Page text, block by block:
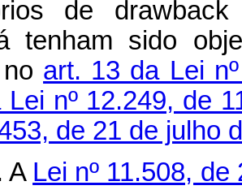
de
tenham sido
art. 13 da Lei
Lei nº 12.249, de
de 21 de julho
A Lei nº 11.508,